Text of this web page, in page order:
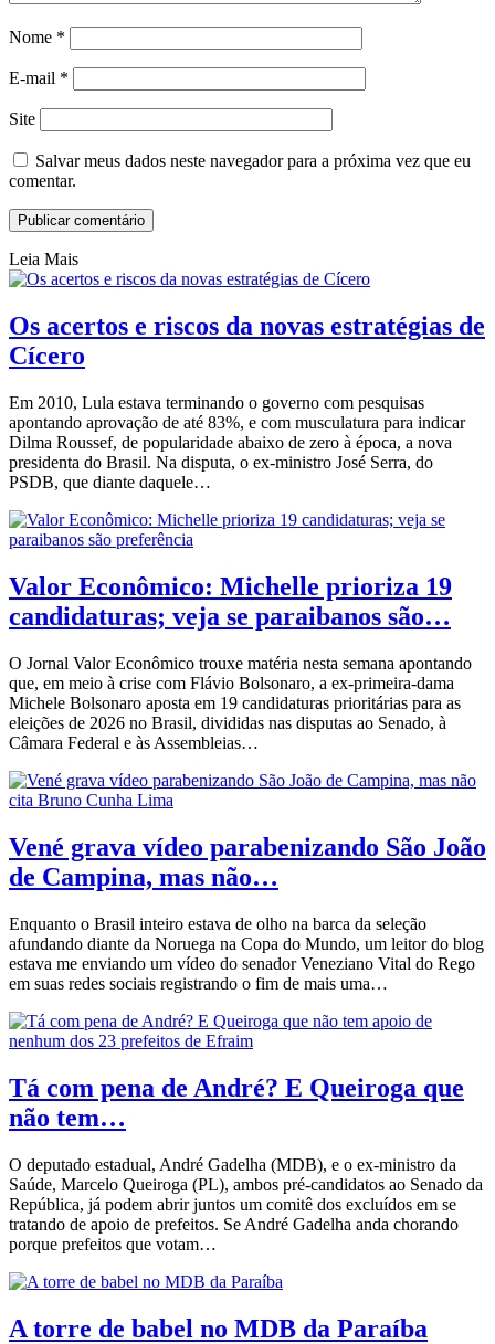
Nome *
E-mail *
Site
Salvar meus dados neste navegador para a próxima vez que eu
comentar.
Leia Mais
Os acertos e riscos da novas estratégias de
Cícero
Em 2010, Lula estava terminando o governo com pesquisas
apontando aprovação de até 83%, e com musculatura para indicar
Dilma Roussef, de popularidade abaixo de zero à época, a nova
presidenta do Brasil. Na disputa, o ex-ministro José Serra, do
PSDB, que diante daquele…
Valor Econômico: Michelle prioriza 19
candidaturas; veja se paraibanos são…
O Jornal Valor Econômico trouxe matéria nesta semana apontando
que, em meio à crise com Flávio Bolsonaro, a ex-primeira-dama
Michele Bolsonaro aposta em 19 candidaturas prioritárias para as
eleições de 2026 no Brasil, divididas nas disputas ao Senado, à
Câmara Federal e às Assembleias…
Vené grava vídeo parabenizando São João
de Campina, mas não…
Enquanto o Brasil inteiro estava de olho na barca da seleção
afundando diante da Noruega na Copa do Mundo, um leitor do blog
estava me enviando um vídeo do senador Veneziano Vital do Rego
em suas redes sociais registrando o fim de mais uma…
Tá com pena de André? E Queiroga que
não tem…
O deputado estadual, André Gadelha (MDB), e o ex-ministro da
Saúde, Marcelo Queiroga (PL), ambos pré-candidatos ao Senado da
República, já podem abrir juntos um comitê dos excluídos em se
tratando de apoio de prefeitos. Se André Gadelha anda chorando
porque prefeitos que votam…
A torre de babel no MDB da Paraíba